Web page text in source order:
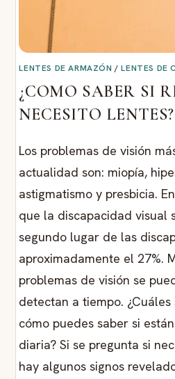
LENTES DE ARMAZÓN /LENTES DE
¿COMO SABER SI
NECESITO LENTES?
Los problemas de visión
actualidad son: miopía,
astigmatismo y presbicia.
que la discapacidad visual
segundo lugar de las
aproximadamente el 27%.
problemas de visión se
detectan a tiempo.
cómo puedes saber si
diaria? Si se pregunta si
hay algunos signos